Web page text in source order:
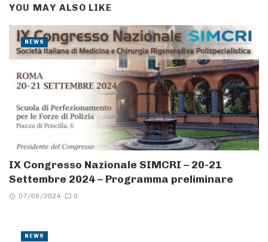
YOU MAY ALSO LIKE
IX Congresso Nazionale SIMCRI – 20-21
Settembre 2024 – Programma preliminare
07/08/2024 0
NEWS
NEWS